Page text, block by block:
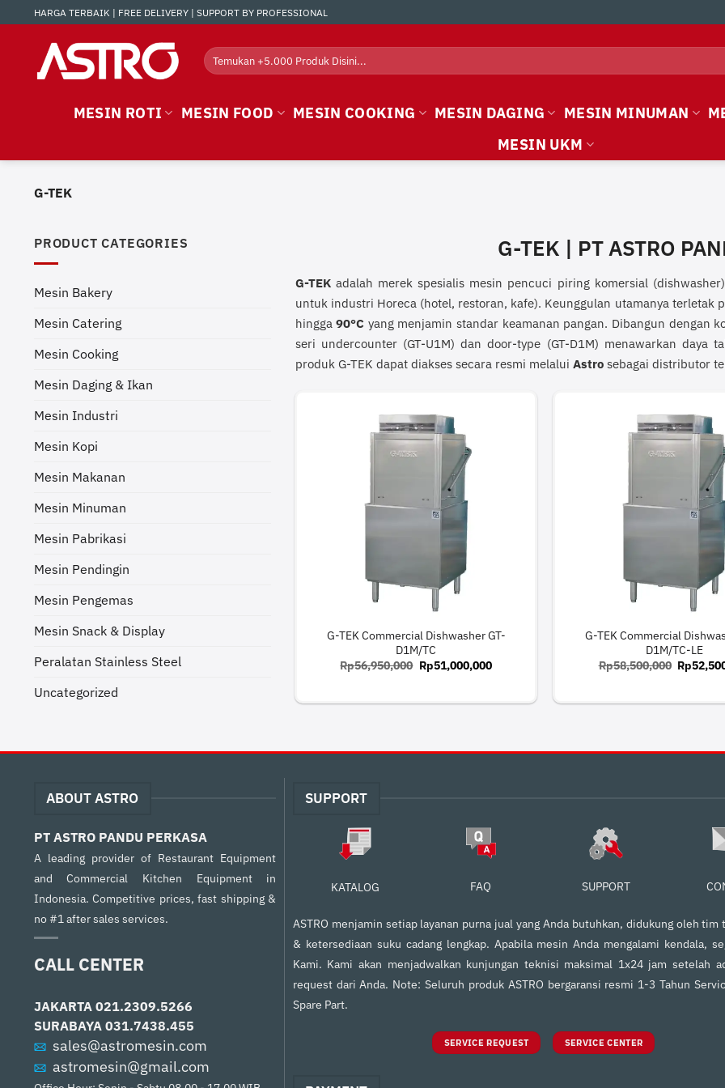
to
HARGA TERBAIK | FREE DELIVERY | SUPPORT BY PROFESSIONAL
Search
for:
MESIN ROTI MESIN FOOD MESIN COOKING MESIN DAGING MESIN MINUMAN
MESIN UKM
G-TEK
PRODUCT CATEGORIES
Mesin Bakery
Mesin Catering
Mesin Cooking
Mesin Daging & Ikan
Mesin Industri
Mesin Kopi
Mesin Makanan
Mesin Minuman
Mesin Pabrikasi
Mesin Pendingin
Mesin Pengemas
Mesin Snack & Display
Peralatan Stainless Steel
Uncategorized
G-TEK | PT ASTRO
G-TEKadalah merek spesialis mesin pencuci piring komersial
untuk industri Horeca (hotel, restoran, kafe). Keunggulan utamanya terletak
hingga90°C yang menjamin standar keamanan pangan. Dibangun dengan
seri undercounter (GT-U1M) dan door-type (GT-D1M) menawarkan daya
produk G-TEK dapat diakses secara resmi melalui Astrosebagai distributor
G-TEK Commercial Dishwasher GT-
D1M/TC
Rp56,950,000 Original
price
Rp51,000,000Current
Rp51,000,000.
G-TEK Commercial
D1M/TC-LE
Rp58,500,000 Original
price
Rp
ABOUT ASTRO
PT ASTRO PANDU PERKASA
A leading provider of Restaurant Equipment
and Commercial Kitchen Equipment in
Indonesia. Competitive prices, fast shipping &
no #1 after sales services.
CALL CENTER
JAKARTA 021.2309.5266
SURABAYA 031.7438.455
sales@astromesin.com
astromesin@gmail.com
SUPPORT
KATALOG FAQ SUPPORT
ASTRO menjamin setiap layanan purna jual yang Anda butuhkan, didukung oleh tim
& ketersediaan suku cadang lengkap. Apabila mesin Anda mengalami kendala,
Kami. Kami akan menjadwalkan kunjungan teknisi maksimal 1x24 jam setelah
request dari Anda. Note: Seluruh produk ASTRO bergaransi resmi 1-3 Tahun
Spare Part.
SERVICE REQUEST SERVICE CENTER